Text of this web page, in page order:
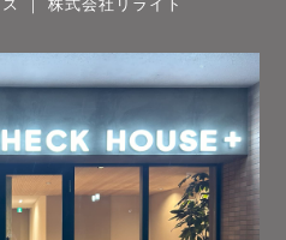
｜ 株式会社リライト